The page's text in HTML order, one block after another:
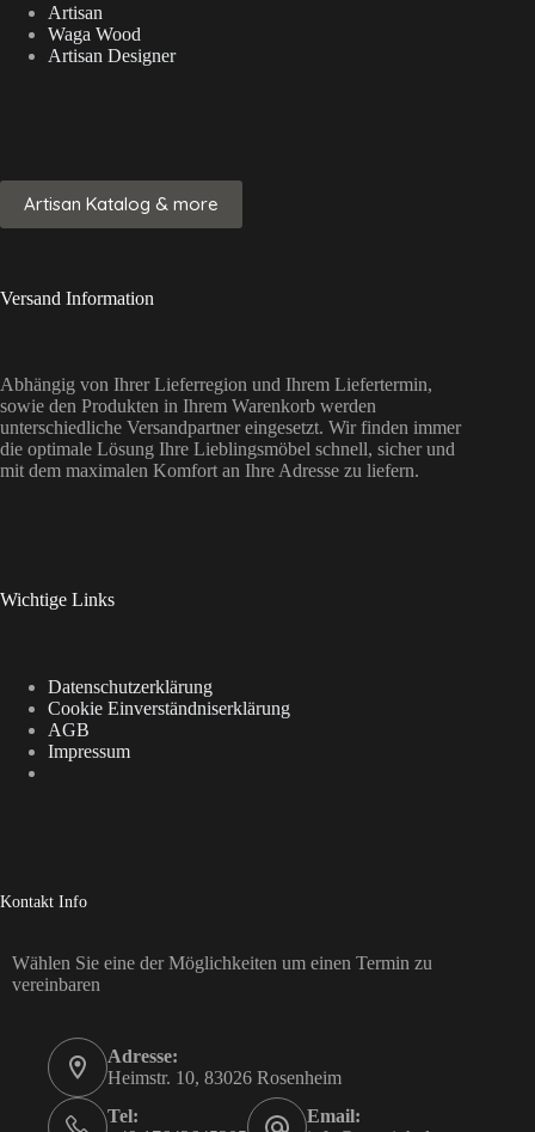
Artisan
Waga Wood
Artisan Designer
Artisan Katalog & more
Versand Information
Abhängig von Ihrer Lieferregion und Ihrem Liefertermin,
sowie den Produkten in Ihrem Warenkorb werden
unterschiedliche Versandpartner eingesetzt. Wir finden immer
die optimale Lösung Ihre Lieblingsmöbel schnell, sicher und
mit dem maximalen Komfort an Ihre Adresse zu liefern.
Wichtige Links
Datenschutzerklärung
Cookie Einverständniserklärung
AGB
Impressum
Kontakt Info
Wählen Sie eine der Möglichkeiten um einen Termin zu
vereinbaren
Adresse:
Heimstr. 10, 83026 Rosenheim
Tel:
Email: